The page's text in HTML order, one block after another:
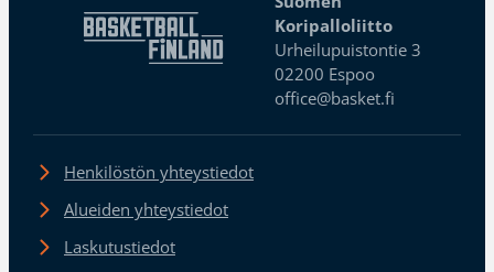
Koripalloliitto
Urheilupuistontie 3
02200 Espoo
office@basket.fi
Henkilöstön yhteystiedot
Alueiden yhteystiedot
Laskutustiedot